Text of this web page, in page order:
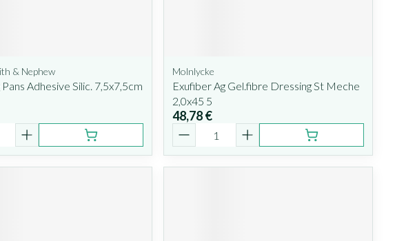
& Nephew
Adhesive Silic. 7,5x7,5cm
Molnlycke
Exufiber Ag Gel.fibre Dressing St Meche
2,0x45 5
48,78 €
Quantité